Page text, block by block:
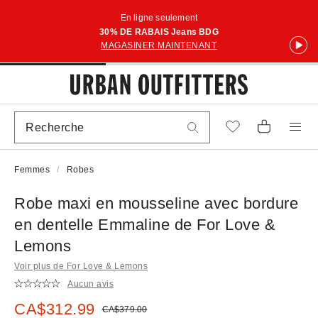
En ligne seulement
30% DE RABAIS Jeans BDG
MAGASINER MAINTENANT
Femmes Robes
Robe maxi en mousseline avec bordure
en dentelle Emmaline de For Love &
Lemons
Voir plus de For Love & Lemons
Aucun avis
Prix soldé :
CA$312.99 Prix courant :
CA$379.00